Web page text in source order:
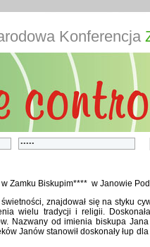
Konferencja
Zamku Biskupim**** w Janowie
znajdował się na styku
wielu tradycji i religii.
Nazwany od imienia biskupa
Janów stanowił doskonały łup